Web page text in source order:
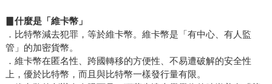
什麼是「維卡幣」
．比特幣減去犯罪，等於維卡幣。維卡幣是「有中心、有人監
管」的加密貨幣。
．維卡幣在匿名性、跨國轉移的方便性、不易遭破解的安全性
上，優於比特幣，而且與比特幣一樣發行量有限。